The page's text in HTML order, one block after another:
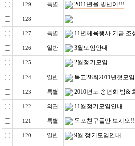
129 특별 2011년을 빛낸이!!!
128
127 특별 11년체육행사 기금 조
126 일반 3월모임안내
125 2월정기모임
124 일반 목고28회2011년첫모
123 특별 2010년도 송년회 밤&
122 의견 11월정기모임안내
121 특별 목포친구들만 보시오!!
120 일반 9월 정기모임안내